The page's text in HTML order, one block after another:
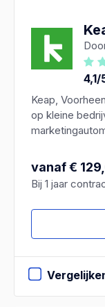
Keap,
op kleine
vanaf €
Bij 1 jaar